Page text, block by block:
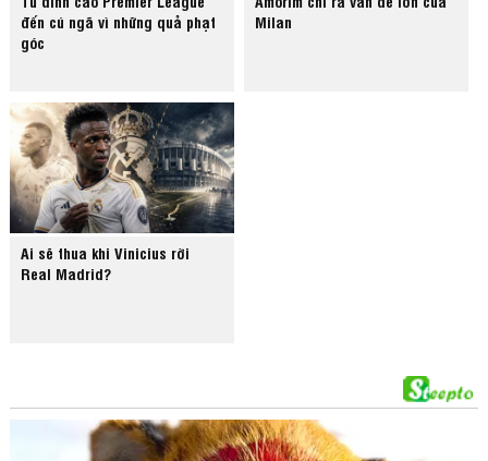
đến cú ngã vì những quả phạt
góc
Milan
Ai sẽ thua khi Vinicius rời
Real Madrid?